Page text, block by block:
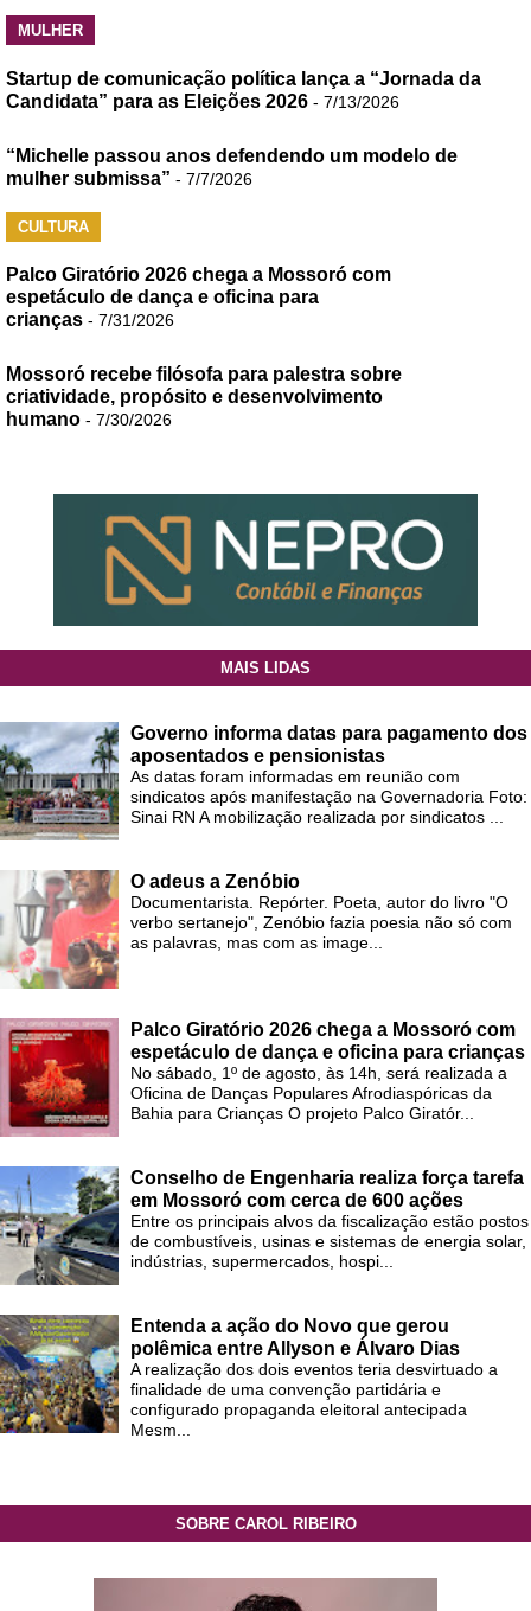
MULHER
Startup de comunicação política lança a “Jornada da
Candidata” para as Eleições 2026 - 7/13/2026
“Michelle passou anos defendendo um modelo de
mulher submissa” - 7/7/2026
CULTURA
Palco Giratório 2026 chega a Mossoró com
espetáculo de dança e oficina para
crianças - 7/31/2026
Mossoró recebe filósofa para palestra sobre
criatividade, propósito e desenvolvimento
humano - 7/30/2026
MAIS LIDAS
Governo informa datas para pagamento dos
aposentados e pensionistas
As datas foram informadas em reunião com
sindicatos após manifestação na Governadoria Foto:
Sinai RN A mobilização realizada por sindicatos ...
O adeus a Zenóbio
Documentarista. Repórter. Poeta, autor do livro "O
verbo sertanejo", Zenóbio fazia poesia não só com
as palavras, mas com as image...
Palco Giratório 2026 chega a Mossoró com
espetáculo de dança e oficina para crianças
No sábado, 1º de agosto, às 14h, será realizada a
Oficina de Danças Populares Afrodiaspóricas da
Bahia para Crianças O projeto Palco Giratór...
Conselho de Engenharia realiza força tarefa
em Mossoró com cerca de 600 ações
Entre os principais alvos da fiscalização estão postos
de combustíveis, usinas e sistemas de energia solar,
indústrias, supermercados, hospi...
Entenda a ação do Novo que gerou
polêmica entre Allyson e Álvaro Dias
A realização dos dois eventos teria desvirtuado a
finalidade de uma convenção partidária e
configurado propaganda eleitoral antecipada
Mesm...
SOBRE CAROL RIBEIRO